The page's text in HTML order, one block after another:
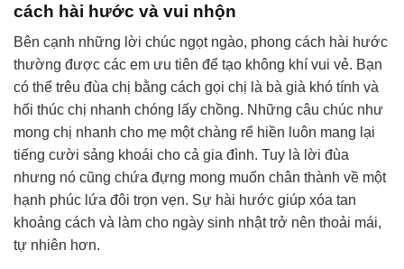
cách hài hước và vui nhộn
Bên cạnh những lời chúc ngọt ngào, phong cách hài hước
thường được các em ưu tiên để tạo không khí vui vẻ. Bạn
có thể trêu đùa chị bằng cách gọi chị là bà già khó tính và
hối thúc chị nhanh chóng lấy chồng. Những câu chúc như
mong chị nhanh cho mẹ một chàng rể hiền luôn mang lại
tiếng cười sảng khoái cho cả gia đình. Tuy là lời đùa
nhưng nó cũng chứa đựng mong muốn chân thành về một
hạnh phúc lứa đôi trọn vẹn. Sự hài hước giúp xóa tan
khoảng cách và làm cho ngày sinh nhật trở nên thoải mái,
tự nhiên hơn.